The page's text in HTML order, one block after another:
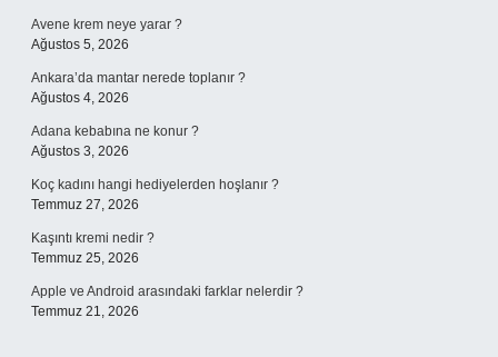
Avene krem neye yarar ?
Ağustos 5, 2026
Ankara’da mantar nerede toplanır ?
Ağustos 4, 2026
Adana kebabına ne konur ?
Ağustos 3, 2026
Koç kadını hangi hediyelerden hoşlanır ?
Temmuz 27, 2026
Kaşıntı kremi nedir ?
Temmuz 25, 2026
Apple ve Android arasındaki farklar nelerdir ?
Temmuz 21, 2026